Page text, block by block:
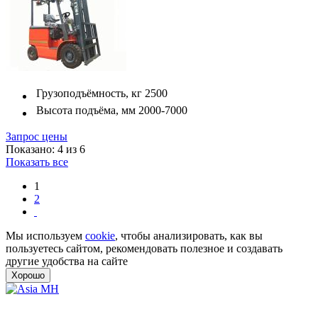
Грузоподъёмность, кг 2500
Высота подъёма, мм 2000-7000
Запрос цены
Показано: 4 из 6
Показать все
1
2
Мы используем cookie, чтобы анализировать, как вы
пользуетесь сайтом, рекомендовать полезное и создавать
другие удобства на сайте
Хорошо